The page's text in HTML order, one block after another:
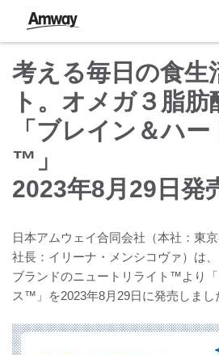
考える毎日の食生
ト。オメガ３脂肪
「ブレイン＆ハ
™」
2023年8月29日発
日本アムウェイ合同会社（本社：東
社長：イリーナ・メンシコヴァ）は
ブランドのニュートリライト™より
ス™」を2023年8月29日に発売しまし